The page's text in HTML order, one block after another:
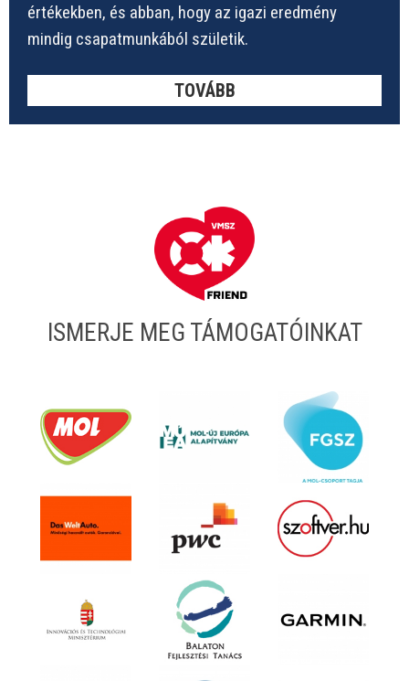
értékekben, és abban, hogy az igazi eredmény
mindig csapatmunkából születik.
TOVÁBB
ISMERJE MEG TÁMOGATÓINKAT